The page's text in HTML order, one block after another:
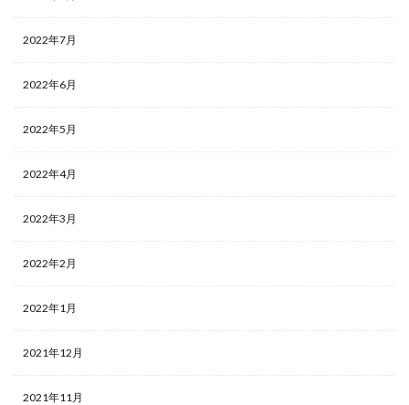
2022年7月
2022年6月
2022年5月
2022年4月
2022年3月
2022年2月
2022年1月
2021年12月
2021年11月